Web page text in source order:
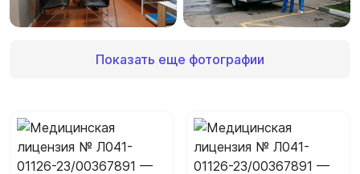
Показать еще фотографии